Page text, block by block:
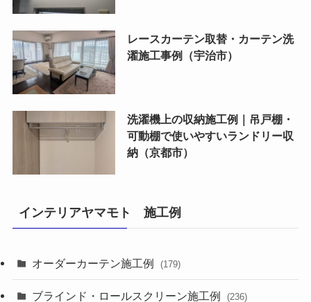
レースカーテン取替・カーテン洗
濯施工事例（宇治市）
洗濯機上の収納施工例｜吊戸棚・
可動棚で使いやすいランドリー収
納（京都市）
インテリアヤマモト 施工例
オーダーカーテン施工例 (179)
ブラインド・ロールスクリーン施工例 (236)